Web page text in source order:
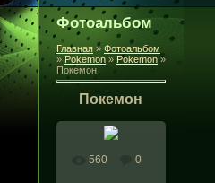
Фотоальбом
Главная » Фотоальбом
»Pokemon » Pokemon »
Покемон
Покемон
560 0